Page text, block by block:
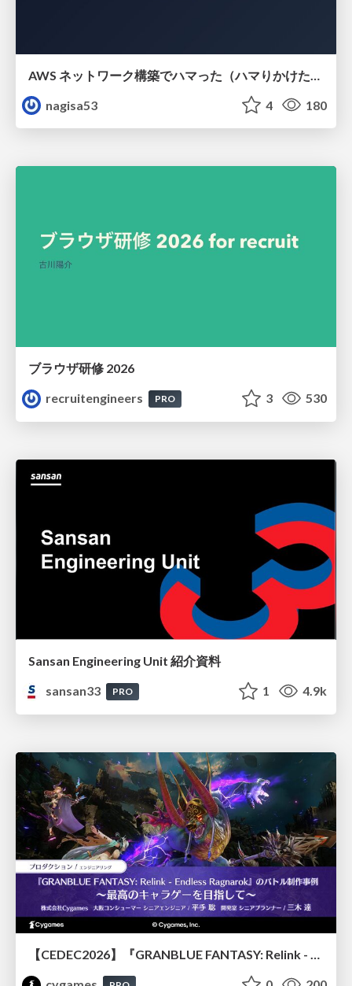
nagisa53
4 180
ブラウザ研修 2026
recruitengineers
PRO 3 530
Sansan Engineering Unit 紹介資料
sansan33
PRO 1 4.9k